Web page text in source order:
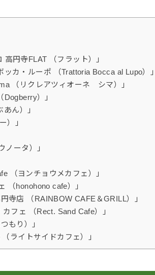
円寺FLAT （フラット）」
カ・ルーポ （Trattoria Bocca al Lupo）」
（リクレアツィオーネ シマ）」
）」
ん）」
）」
ノータ）」
（ヨンチョウメカフェ）」
（honohono cafe）」
寺店 （RAINBOW CAFE＆GRILL）」
フェ （Rect. Sand Cafe）」
もり）」
ライトサイドカフェ）」